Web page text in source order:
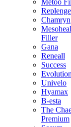
Metoo
Chamryn
Filler
Gana
Reneall
Success
Evolution
Univelo
Hyamax
B-esta
The
Premium